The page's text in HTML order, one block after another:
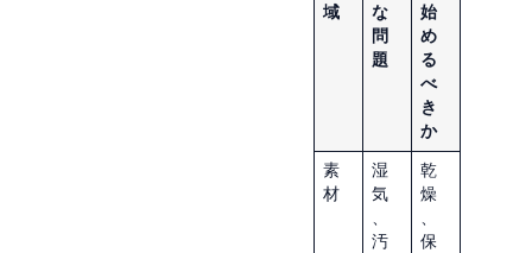
域
な
問
題
始
め
る
べ
き
か
素
材
湿
気
、
汚
乾
燥
、
保